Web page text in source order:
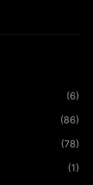
(6)
(86)
(78)
(1)